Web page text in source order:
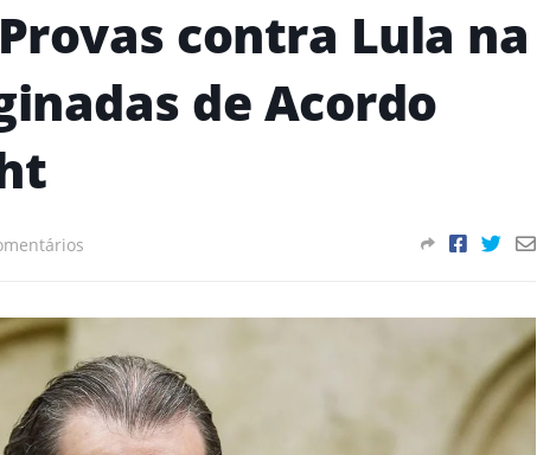
contra Lula na
de Acordo